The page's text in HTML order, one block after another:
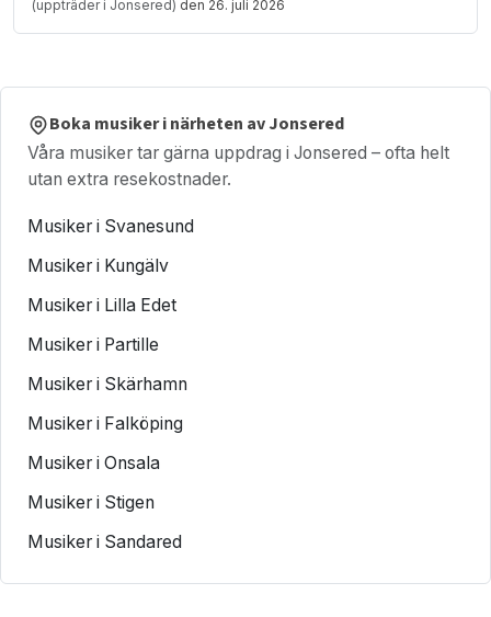
(uppträder i Jonsered) den 26. juli 2026
Boka musiker i närheten av Jonsered
Våra musiker tar gärna uppdrag i Jonsered – ofta helt
utan extra resekostnader.
Musiker i Svanesund
Musiker i Kungälv
Musiker i Lilla Edet
Musiker i Partille
Musiker i Skärhamn
Musiker i Falköping
Musiker i Onsala
Musiker i Stigen
Musiker i Sandared